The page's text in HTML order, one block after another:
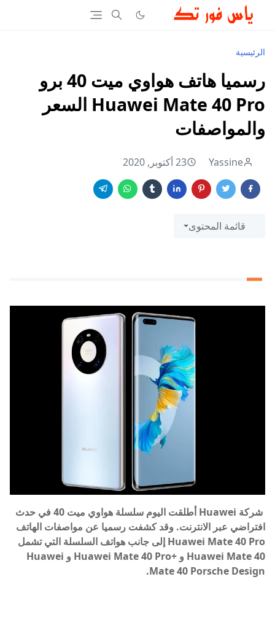
الرئيسية
رسميا هاتف هواوي ميت 40 برو
Huawei Mate 40 Pro السعر
والمواصفات
Yassine 23 أكتوبر, 2020
قائمة المحتوى
شركة Huawei أطلقت اليوم سلسلة هواوي ميت 40 في حدث
افتراضي عبر الانترنت. وقد كشفت رسميا عن مواصفات الهاتف
Huawei Mate 40 Pro إلى جانب هواتف السلسلة التي تشمل
Huawei Mate 40 و +Huawei Mate 40 Pro و Huawei
Mate 40 Porsche Design.